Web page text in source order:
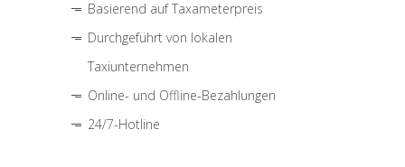
Basierend auf Taxameterpreis
Durchgeführt von lokalen
Taxiunternehmen
Online- und Offline-Bezahlungen
24/7-Hotline